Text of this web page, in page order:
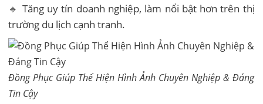
🔹 Tăng uy tín doanh nghiệp, làm nổi bật hơn trên thị
trường du lịch cạnh tranh.
Đồng Phục Giúp Thể Hiện Hình Ảnh Chuyên Nghiệp & Đáng
Tin Cậy